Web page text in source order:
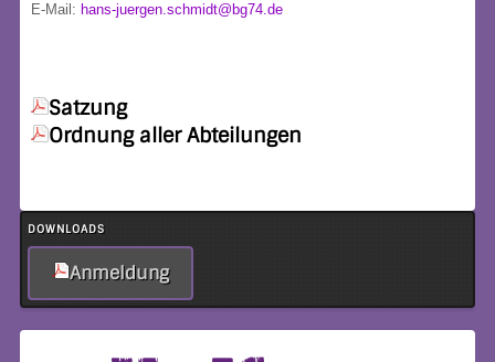
DOWNLOADS
Anmeldung
E-Mail: hans-juergen.schmidt@bg74.de
Satzung
Ordnung aller Abteilungen